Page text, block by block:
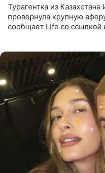
Турагентка из
провернула крупную
сообщает Life со ссылкой